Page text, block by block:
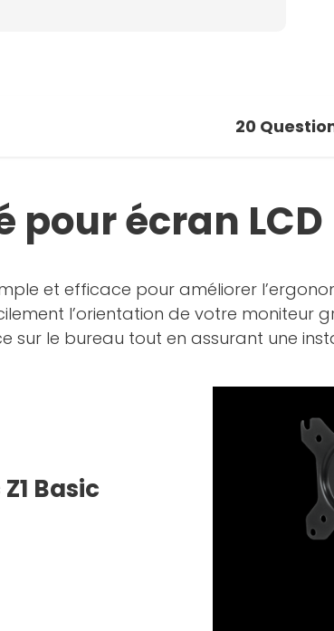
20
écran LCD
et efficace pour améliorer
l’orientation de votre moniteur
sur le bureau tout en assurant une
Basic